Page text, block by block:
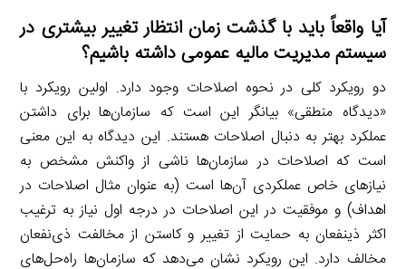
آیا واقعاً باید با گذشت زمان انتظار تغییر بیشتری در
سیستم مدیریت مالیه عمومی داشته باشیم؟
دو رویکرد کلی در نحوه اصلاحات وجود دارد. اولین رویکرد با
«دیدگاه منطقی» بیانگر این است که سازمان‌ها برای داشتن
عملکرد بهتر به دنبال اصلاحات هستند. این دیدگاه به این معنی
است که اصلاحات در سازمان‌ها ناشی از واکنش مشخص به
نیازهای خاص عملکردی آن‌ها است (به عنوان مثال اصلاحات در
اهداف) و موفقیت در این اصلاحات در درجه اول نیاز به ترغیب
اکثر ذینفعان به حمایت از تغییر و کاستن از مخالفت ذی‌نفعان
مخالف دارد. این رویکرد نشان می‌دهد که سازمان‌ها راه‌حل‌های